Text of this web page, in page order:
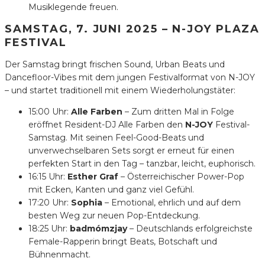
Musiklegende freuen.
SAMSTAG, 7. JUNI 2025 – N-JOY PLAZA
FESTIVAL
Der Samstag bringt frischen Sound, Urban Beats und
Dancefloor-Vibes mit dem jungen Festivalformat von N-JOY
– und startet traditionell mit einem Wiederholungstäter:
15:00 Uhr: Alle Farben – Zum dritten Mal in Folge
eröffnet Resident-DJ Alle Farben den N-JOY Festival-
Samstag. Mit seinen Feel-Good-Beats und
unverwechselbaren Sets sorgt er erneut für einen
perfekten Start in den Tag – tanzbar, leicht, euphorisch.
16:15 Uhr: Esther Graf – Österreichischer Power-Pop
mit Ecken, Kanten und ganz viel Gefühl.
17:20 Uhr: Sophia – Emotional, ehrlich und auf dem
besten Weg zur neuen Pop-Entdeckung.
18:25 Uhr: badmómzjay– Deutschlands erfolgreichste
Female-Rapperin bringt Beats, Botschaft und
Bühnenmacht.